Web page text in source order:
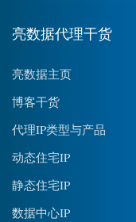
亮数据代理干货
亮数据主页
博客干货
代理IP类型与产品
动态住宅IP
静态住宅IP
数据中心IP